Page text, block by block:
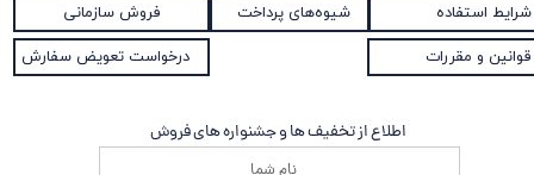
شیوه‌های پرداخت شرایط استفاده
قوانین و مقررات
فروش سازمانی
درخواست تعویض سفارش
اطلاع از تخفیف ها و جشنواره های فروش